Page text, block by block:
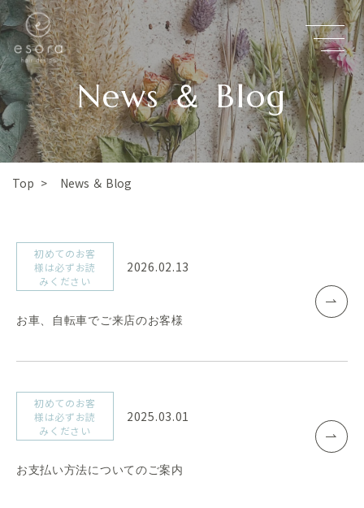
News ＆ Blog
Top > News ＆ Blog
初めてのお客
様は必ずお読
みください
2026.02.13
お車、自転車でご来店のお客様
初めてのお客
様は必ずお読
みください
2025.03.01
お支払い方法についてのご案内